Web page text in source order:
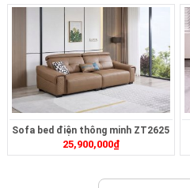
Sofa bed điện thông minh ZT2625
25,900,000₫